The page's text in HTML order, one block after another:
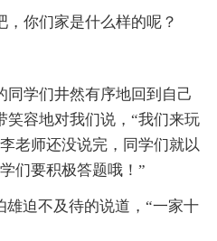
，你们家是什么样的呢？
同学们井然有序地回到自己
笑容地对我们说，“我们来玩
老师还没说完，同学们就以
们要积极答题哦！”
雄迫不及待的说道，“一家十